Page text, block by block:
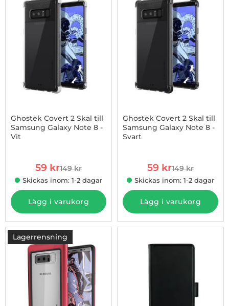
Ghostek Covert 2 Skal till
Samsung Galaxy Note 8 -
Vit
rea pris
59 krtidigare pris
149 kr
Skickas inom: 1-2 dagar
Lägg i varukorg
Ghostek Covert 2 Skal till
Samsung Galaxy Note 8 -
Svart
rea pris
59 krtidigare pris
149 kr
Skickas inom: 1-2 dagar
Lägg i varukorg
Lagerrensning
-50%